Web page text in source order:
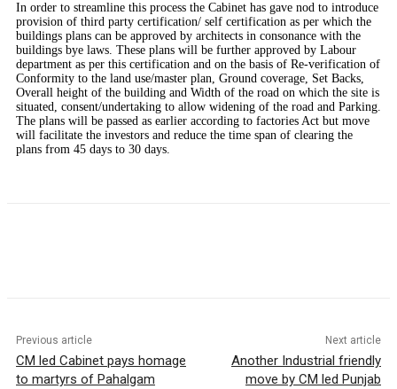
In order to streamline this process the Cabinet has gave nod to introduce
provision of third party certification/ self certification as per which the
buildings plans can be approved by architects in consonance with the
buildings bye laws. These plans will be further approved by Labour
department as per this certification and on the basis of Re-verification of
Conformity to the land use/master plan, Ground coverage, Set Backs,
Overall height of the building and Width of the road on which the site is
situated, consent/undertaking to allow widening of the road and Parking.
The plans will be passed as earlier according to factories Act but move
will facilitate the investors and reduce the time span of clearing the
plans from 45 days to 30 days.
Previous article
CM led Cabinet pays homage
to martyrs of Pahalgam
Next article
Another Industrial friendly
move by CM led Punjab